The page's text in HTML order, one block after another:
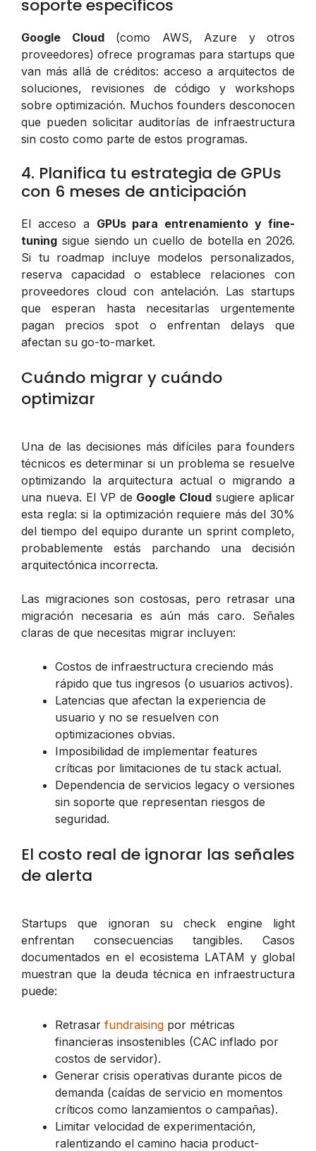
soporte específicos
Google Cloud(como AWS, Azure y otros
proveedores) ofrece programas para startups que
van más allá de créditos: acceso a arquitectos de
soluciones, revisiones de código y workshops
sobre optimización. Muchos founders desconocen
que pueden solicitar auditorías de infraestructura
sin costo como parte de estos programas.
4. Planifica tu estrategia de GPUs
con 6 meses de anticipación
El acceso a GPUs para entrenamiento y fine-
tuning sigue siendo un cuello de botella en 2026.
Si tu roadmap incluye modelos personalizados,
reserva capacidad o establece relaciones con
proveedores cloud con antelación. Las startups
que esperan hasta necesitarlas urgentemente
pagan precios spot o enfrentan delays que
afectan su go-to-market.
Cuándo migrar y cuándo
optimizar
Una de las decisiones más difíciles para founders
técnicos es determinar si un problema se resuelve
optimizando la arquitectura actual o migrando a
una nueva. El VP de Google Cloud sugiere aplicar
esta regla: si la optimización requiere más del 30%
del tiempo del equipo durante un sprint completo,
probablemente estás parchando una decisión
arquitectónica incorrecta.
Las migraciones son costosas, pero retrasar una
migración necesaria es aún más caro. Señales
claras de que necesitas migrar incluyen:
Costos de infraestructura creciendo más
rápido que tus ingresos (o usuarios activos).
Latencias que afectan la experiencia de
usuario y no se resuelven con
optimizaciones obvias.
Imposibilidad de implementar features
críticas por limitaciones de tu stack actual.
Dependencia de servicios legacy o versiones
sin soporte que representan riesgos de
seguridad.
El costo real de ignorar las señales
de alerta
Startups que ignoran su check engine light
enfrentan consecuencias tangibles. Casos
documentados en el ecosistema LATAM y global
muestran que la deuda técnica en infraestructura
puede:
Retrasar fundraising por métricas
financieras insostenibles (CAC inflado por
costos de servidor).
Generar crisis operativas durante picos de
demanda (caídas de servicio en momentos
críticos como lanzamientos o campañas).
Limitar velocidad de experimentación,
ralentizando el camino hacia product-